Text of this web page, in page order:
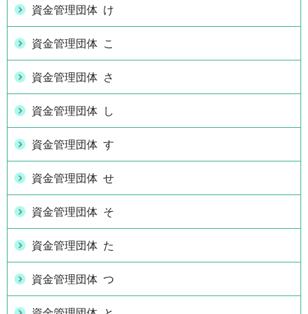
資金管理団体 け
資金管理団体 こ
資金管理団体 さ
資金管理団体 し
資金管理団体 す
資金管理団体 せ
資金管理団体 そ
資金管理団体 た
資金管理団体 つ